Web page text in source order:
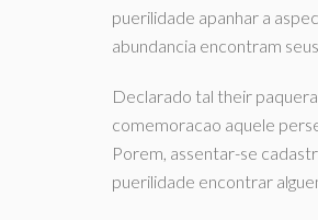
puerilidade apanhar a
abundancia encontram
Declarado tal their
comemoracao aquele
Porem, assentar-se
puerilidade encontrar